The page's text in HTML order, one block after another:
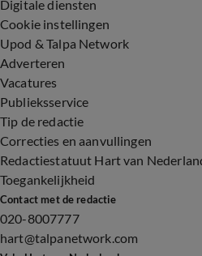
Digitale diensten
Cookie instellingen
Upod & Talpa Network
Adverteren
Vacatures
Publieksservice
Tip de redactie
Correcties en aanvullingen
Redactiestatuut Hart van
Toegankelijkheid
Contact met de redactie
020-8007777
hart@talpanetwork.com